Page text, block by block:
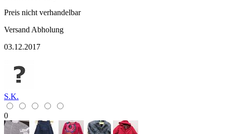
Preis nicht verhandelbar
Versand Abholung
03.12.2017
S.K.
0